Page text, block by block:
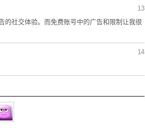
13
的社交体验。而免费账号中的广告和限制让我很
14